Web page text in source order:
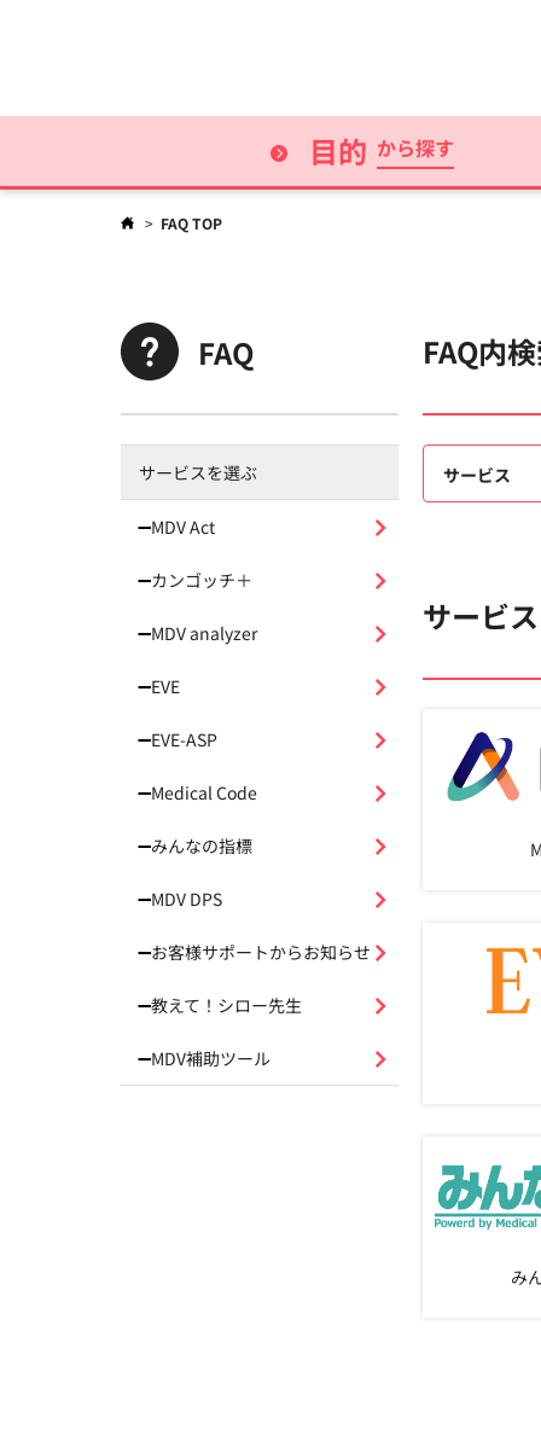
目的 から探す
MDV DPS
> FAQ TOP
FAQ
サービスを選ぶ
MDV Act
カンゴッチ＋
MDV analyzer
EVE
EVE-ASP
Medical Code
みんなの指標
MDV DPS
お客様サポートからお知らせ
教えて！シロー先生
MDV補助ツール
FAQ内
サービス
サービ
み